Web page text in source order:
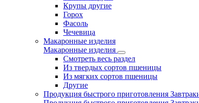
Крупы другие
Горох
Фасоль
Чечевица
Макаронные изделия
Макаронные изделия
Смотреть весь раздел
Из твердых сортов пшеницы
Из мягких сортов пшеницы
Другие
Продукция быстрого приготовления